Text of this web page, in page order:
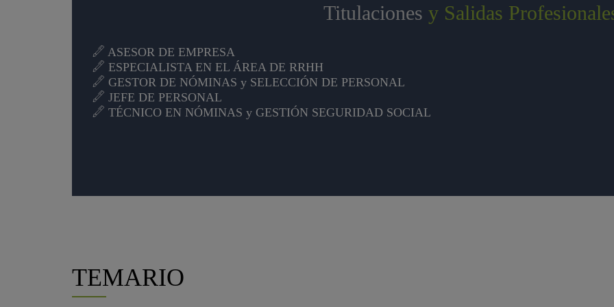
Titulaciones y Salidas
ASESOR DE EMPRESA
ESPECIALISTA EN EL ÁREA DE RRHH
GESTOR DE NÓMINAS y SELECCIÓN DE PERSONAL
JEFE DE PERSONAL
TÉCNICO EN NÓMINAS y GESTIÓN SEGURIDAD SOCIAL
TEMARIO